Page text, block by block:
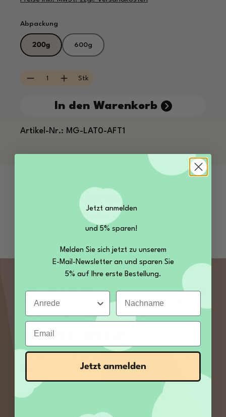
Abpackung
200g 600g
Produkt Anzahl: Gib den gewünschten
Stk
In den Warenkorb
Artikel-Nr.: MG-LAT0-AFT1
Voatsiperifery Pfeffer bei Kamelur kaufen
Exotisch, geschmacksintensiv, besonders: Bei
Kamelur können Sie den Voatsiperifer…
Trusted Shops Bewertungen
Sie haben Fragen zu unseren Produkten? Rufen
Sie uns an, wir freuen uns auf Sie:
+49 35027 189860
E-Mail:
Jetzt anmelden
und 5% sparen!
Melden Sie sich jetzt zu unserem
E-Mail-Newsletter an und sparen Sie
5% auf Ihre erste Bestellung.
Anrede Nachname
Email
Jetzt anmelden